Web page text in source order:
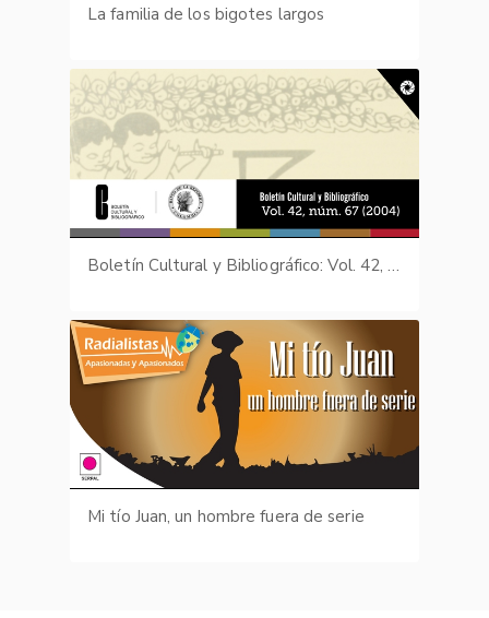
La familia de los bigotes largos
Boletín Cultural y Bibliográfico: Vol. 42, núm. 67 (2004)
Mi tío Juan, un hombre fuera de serie